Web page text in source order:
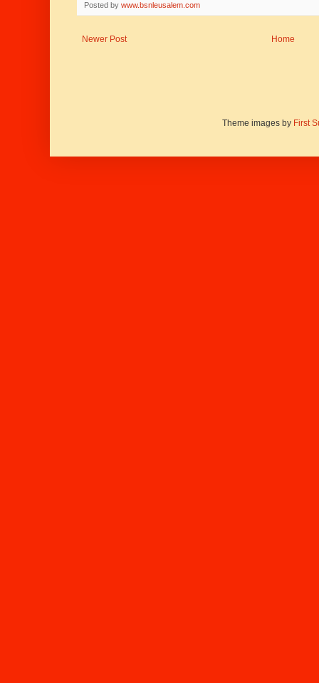
Posted by www.bsnleusalem.com
Newer Post Home
Theme images by First